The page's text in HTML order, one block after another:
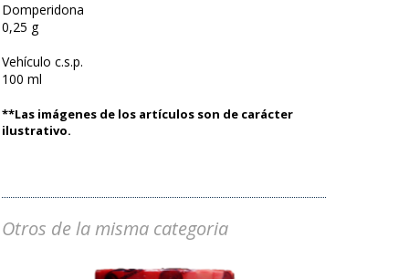
Domperidona
0,25 g
Vehículo c.s.p.
100 ml
**Las imágenes de los artículos son de carácter
ilustrativo.
Otros de la misma categoria